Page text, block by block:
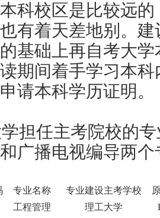
科校区是比较远
有着天差地别。
基础上再自考大
期间着手学习本
请本科学历证明。
担任主考院校的
广播电视编导两
专业名称 专业建设主考学校
工程管理
理工大学